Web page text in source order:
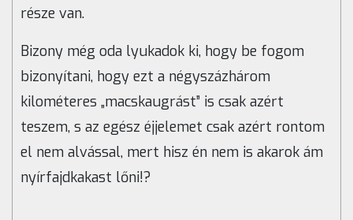
része van.
Bizony még oda lyukadok ki, hogy be fogom
bizonyítani, hogy ezt a négyszázhárom
kilométeres „macskaugrást” is csak azért
teszem, s az egész éjjelemet csak azért rontom
el nem alvással, mert hisz én nem is akarok ám
nyírfajdkakast lőni!?